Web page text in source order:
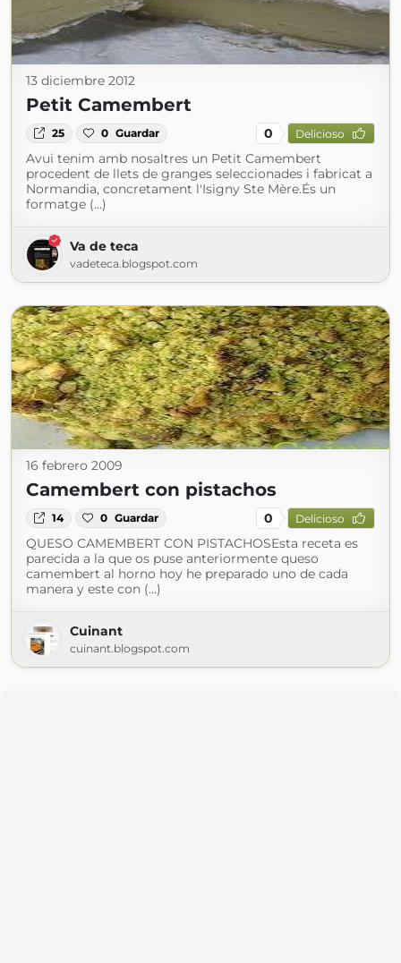
13 diciembre 2012
Petit Camembert
25 0 Guardar 0 Delicioso
Avui tenim amb nosaltres un Petit Camembert
procedent de llets de granges seleccionades i fabricat a
Normandia, concretament l'Isigny Ste Mère.És un
formatge (...)
Va de teca
vadeteca.blogspot.com
16 febrero 2009
Camembert con pistachos
14 0 Guardar 0 Delicioso
QUESO CAMEMBERT CON PISTACHOSEsta receta es
parecida a la que os puse anteriormente queso
camembert al horno hoy he preparado uno de cada
manera y este con (...)
Cuinant
cuinant.blogspot.com